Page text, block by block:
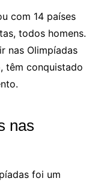
com 14 países
todos homens.
nas Olimpíadas
têm conquistado
nas
foi um